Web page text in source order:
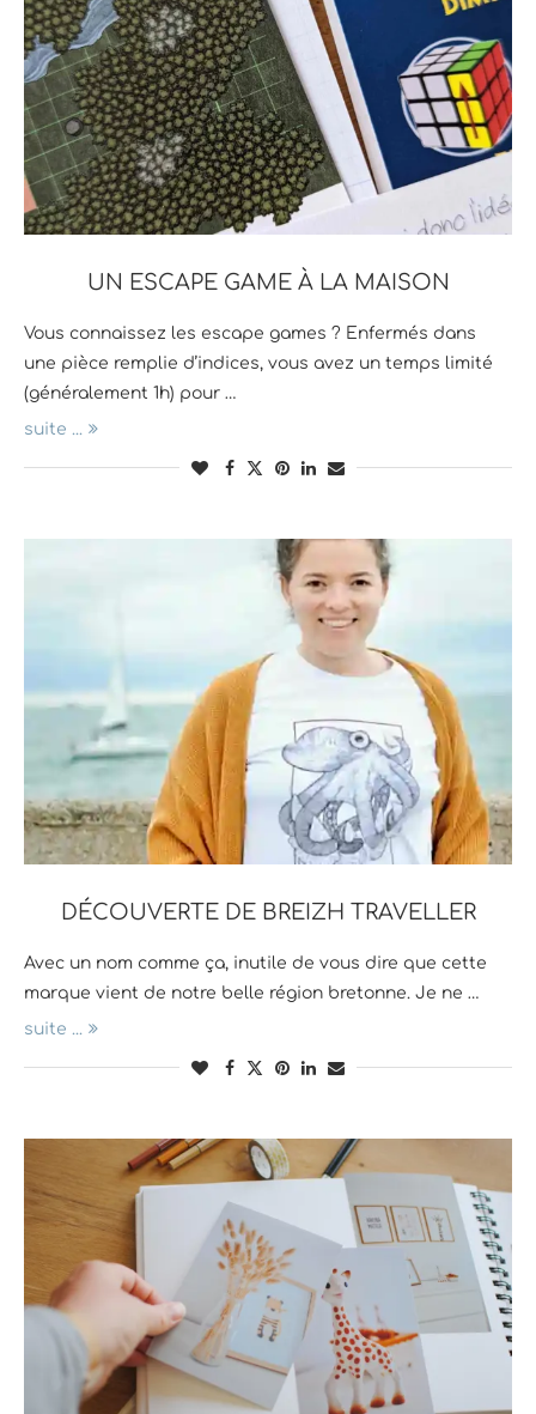
UN ESCAPE GAME À LA MAISON
Vous connaissez les escape games ? Enfermés dans
une pièce remplie d’indices, vous avez un temps limité
(généralement 1h) pour …
suite ...
DÉCOUVERTE DE BREIZH TRAVELLER
Avec un nom comme ça, inutile de vous dire que cette
marque vient de notre belle région bretonne. Je ne …
suite ...